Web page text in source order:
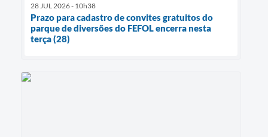
28 JUL 2026 - 10h38
Prazo para cadastro de convites gratuitos do
parque de diversões do FEFOL encerra nesta
terça (28)